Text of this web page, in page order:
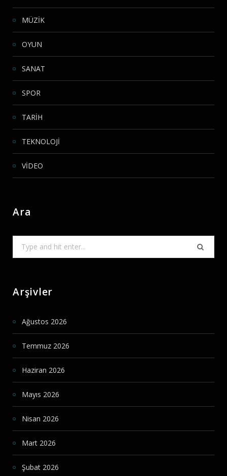
MÜZİK
OYUN
SANAT
SPOR
TARİH
TEKNOLOJİ
VİDEO
Ara
Arşivler
Ağustos 2026
Temmuz 2026
Haziran 2026
Mayıs 2026
Nisan 2026
Mart 2026
Şubat 2026